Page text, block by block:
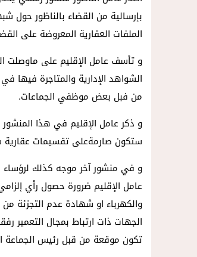
بإرسالية من القضاء بالناظور حول
الملفات العقارية المعروضة على
و تأسف عامل الإقليم على ماوصلت
الشواهد الإدارية والمتاجرة فيها
من فبل بعض موظفي الجماعات.
و ذكر عامل الإقليم في هذا المنشور
ستكون صارمةعلى تقسيمات عقارية
و في منشور آخر موجه كذلك
عامل الإقليم ضرورة حصول رأي
والكهرباء او شهادة عدم التجزئة
الجهات ذات ارتباط بمجال التعمير
تكون موقعة من قبل رئيس الجماعة